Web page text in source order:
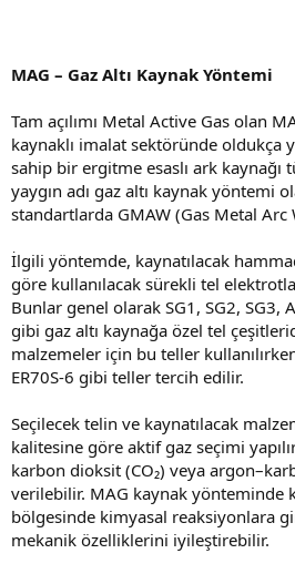
MAG – Gaz Altı Kaynak Yöntemi
Tam açılımı Metal Active Gas olan
kaynaklı imalat sektöründe oldukça
sahip bir ergitme esaslı ark kaynağı
yaygın adı gaz altı kaynak yöntemi
standartlarda GMAW (Gas Metal Arc
İlgili yöntemde, kaynatılacak
göre kullanılacak sürekli tel
Bunlar genel olarak SG1, SG2, SG3,
gibi gaz altı kaynağa özel tel
malzemeler için bu teller
ER70S-6 gibi teller tercih edilir.
Seçilecek telin ve kaynatılacak
kalitesine göre aktif gaz seçimi
karbon dioksit (CO₂) veya
verilebilir. MAG kaynak yönteminde
bölgesinde kimyasal reaksiyonlara
mekanik özelliklerini iyileştirebilir.